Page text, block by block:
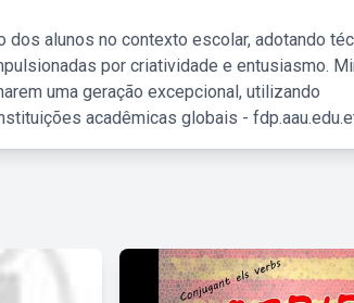
alunos no contexto escolar, adotando
por criatividade e entusiasmo.
uma geração excepcional, utilizando
acadêmicas globais -